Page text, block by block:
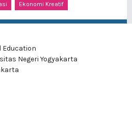
Ekonomi Kreatif
Negeri Yogyakarta